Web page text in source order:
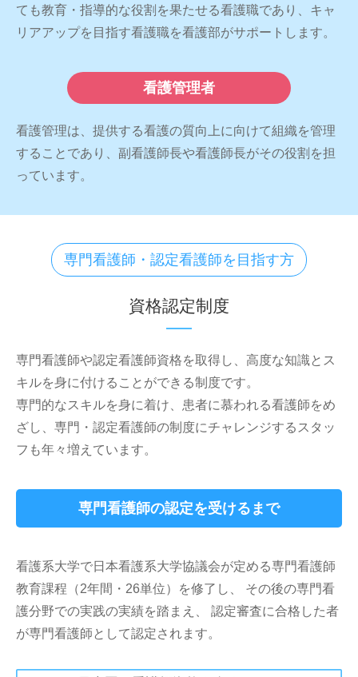
ても教育・指導的な役割を果たせる看護職であり、キャ
リアアップを目指す看護職を看護部がサポートします。
看護管理者
看護管理は、提供する看護の質向上に向けて組織を管理
することであり、副看護師長や看護師長がその役割を担
っています。
専門看護師・認定看護師を目指す方
資格認定制度
専門看護師や認定看護師資格を取得し、高度な知識とス
キルを身に付けることができる制度です。
専門的なスキルを身に着け、患者に慕われる看護師をめ
ざし、専門・認定看護師の制度にチャレンジするスタッ
フも年々増えています。
専門看護師の認定を受けるまで
看護系大学で日本看護系大学協議会が定める専門看護師
教育課程（2年間・26単位）を修了し、 その後の専門看
護分野での実践の実績を踏まえ、 認定審査に合格した者
が専門看護師として認定されます。